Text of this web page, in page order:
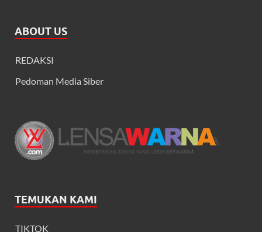
ABOUT US
REDAKSI
Pedoman Media Siber
TEMUKAN KAMI
TIKTOK